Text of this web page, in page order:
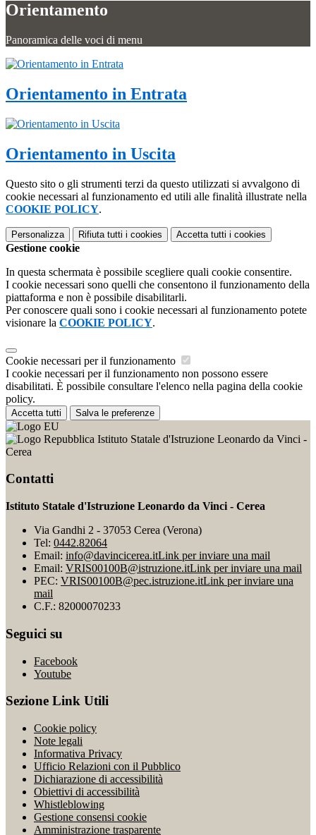
Orientamento
Panoramica delle voci di menu
Orientamento in Entrata
Orientamento in Uscita
Questo sito o gli strumenti terzi da questo utilizzati si avvalgono di
cookie necessari al funzionamento ed utili alle finalità illustrate nella
COOKIE POLICY.
Personalizza Rifiuta tutti i cookies Accetta tutti i cookies
Gestione cookie
In questa schermata è possibile scegliere quali cookie consentire.
I cookie necessari sono quelli che consentono il funzionamento della
piattaforma e non è possibile disabilitarli.
Per conoscere quali sono i cookie necessari al funzionamento potete
visionare la COOKIE POLICY.
Cookie necessari per il funzionamento
I cookie necessari per il funzionamento non possono essere
disabilitati. È possibile consultare l'elenco nella pagina della cookie
policy.
Accetta tutti Salva le preferenze
Istituto Statale d'Istruzione Leonardo da Vinci -
Cerea
Contatti
Istituto Statale d'Istruzione Leonardo da Vinci - Cerea
Via Gandhi 2 - 37053 Cerea (Verona)
Tel: 0442.82064
Email: info@davincicerea.itLink per inviare una mail
Email: VRIS00100B@istruzione.itLink per inviare una mail
PEC: VRIS00100B@pec.istruzione.itLink per inviare una
mail
C.F.: 82000070233
Seguici su
Facebook
Youtube
Sezione Link Utili
Cookie policy
Note legali
Informativa Privacy
Ufficio Relazioni con il Pubblico
Dichiarazione di accessibilità
Obiettivi di accessibilità
Whistleblowing
Gestione consensi cookie
Amministrazione trasparente